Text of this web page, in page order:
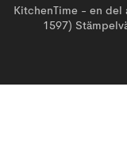
KitchenTime - en del
1597)